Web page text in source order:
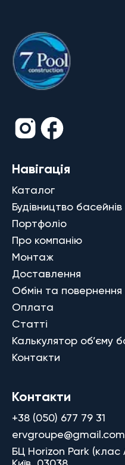
Навігація
Каталог
Будівництво басейнів
Портфоліо
Про компанію
Монтаж
Доставлення
Обмін та повернення
Оплата
Статті
Калькулятор об’єму
Контакти
Контакти
+38 (050) 677 79 31
ervgroupe@gmail.com
БЦ Horizon Park (клас